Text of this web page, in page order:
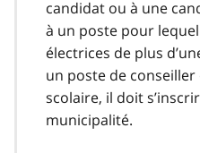
candidat ou à une
à un poste pour
électrices de plus
un poste de
scolaire, il doit
municipalité.